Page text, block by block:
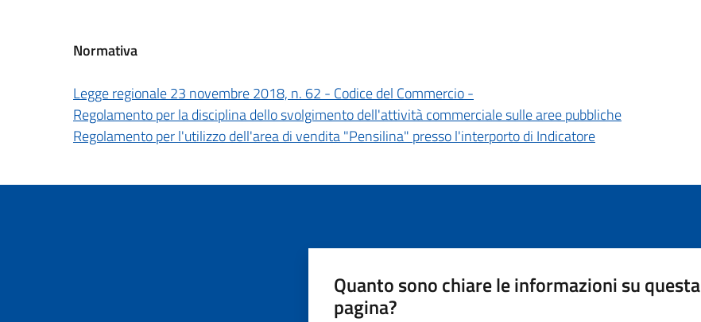
Normativa
Legge regionale 23 novembre 2018, n. 62 - Codice del Commercio -
Regolamento per la disciplina dello svolgimento dell'attività commerciale sulle aree pubbliche
Regolamento per l'utilizzo dell'area di vendita "Pensilina" presso l'interporto di Indicatore
Quanto sono chiare le informazioni su questa
pagina?